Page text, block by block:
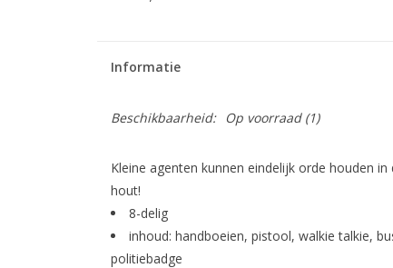
Informatie
Beschikbaarheid: Op voorraad(1)
Kleine agenten kunnen eindelijk orde houden
hout!
8-delig
inhoud: handboeien, pistool, walkie talkie,
politiebadge